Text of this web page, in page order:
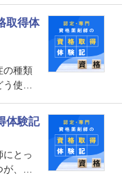
た。薬
医療に
目置
取得体
の種類
う使っ
の施設
り、今
割が
体験記
にとっ
、